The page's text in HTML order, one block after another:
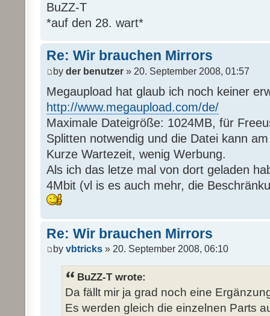
BuZZ-T
*auf den 28. wart*
Re: Wir brauchen Mirrors
by der benutzer » 20. September 2008, 01:57
Megaupload hat glaub ich noch keiner
http://www.megaupload.com/de/
Maximale Dateigröße: 1024MB, für
Splitten notwendig und die Datei kann
Kurze Wartezeit, wenig Werbung.
Als ich das letze mal von dort geladen
4Mbit (vl is es auch mehr, die
Re: Wir brauchen Mirrors
by vbtricks » 20. September 2008, 06:10
BuZZ-T wrote:
Da fällt mir ja grad noch eine
Es werden gleich die einzelnen Parts